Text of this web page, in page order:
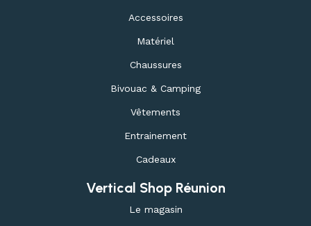
Accessoires
Matériel
Chaussures
Bivouac & Camping
Vêtements
Entrainement
Cadeaux
Vertical Shop Réunion
Le magasin